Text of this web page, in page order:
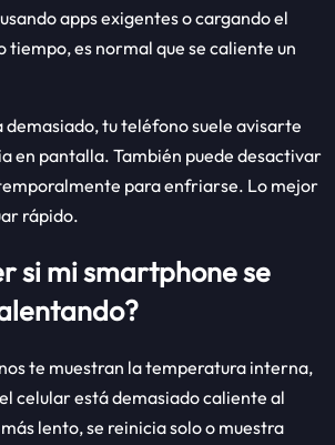
apps exigentes o cargando el
es normal que se caliente un
demasiado, tu teléfono suele avisarte
en pantalla. También puede desactivar
para enfriarse. Lo mejor
rápido.
si mi smartphone se
te muestran la temperatura interna,
celular está demasiado caliente al
lento, se reinicia solo o muestra